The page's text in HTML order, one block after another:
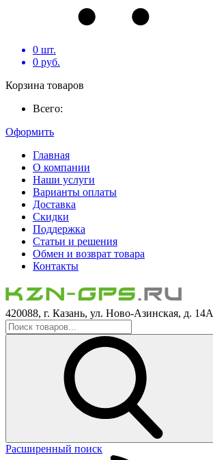
0 шт.
0 руб.
Корзина товаров
Всего:
Оформить
Главная
О компании
Наши услуги
Варианты оплаты
Доставка
Скидки
Поддержка
Статьи и решения
Обмен и возврат товара
Контакты
420088, г. Казань, ул. Ново-Азинская, д. 14А
Расширенный поиск